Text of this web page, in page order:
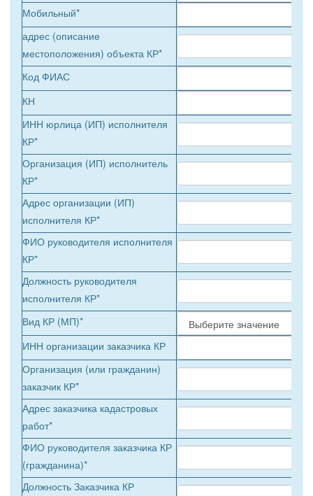
Мобильный*
адрес (описание
местоположения) объекта КР*
Код ФИАС
КН
ИНН юрлица (ИП) исполнителя
КР*
Организация (ИП) исполнитель
КР*
Адрес организации (ИП)
исполнителя КР*
ФИО руководителя исполнителя
КР*
Должность руководителя
исполнителя КР*
Вид КР (МП)*
ИНН организации заказчика КР
Организация (или гражданин)
заказчик КР*
Адрес заказчика кадастровых
работ*
ФИО руководителя заказчика КР
(гражданина)*
Должность Заказчика КР